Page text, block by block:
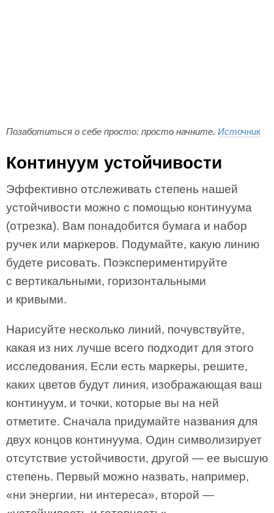
Позаботиться о себе просто: просто начните. Источник
Континуум устойчивости
Эффективно отслеживать степень нашей
устойчивости можно с помощью континуума
(отрезка). Вам понадобится бумага и набор
ручек или маркеров. Подумайте, какую линию
будете рисовать. Поэкспериментируйте
c вертикальными, горизонтальными
и кривыми.
Нарисуйте несколько линий, почувствуйте,
какая из них лучше всего подходит для этого
исследования. Если есть маркеры, решите,
каких цветов будут линия, изображающая ваш
континуум, и точки, которые вы на ней
отметите. Сначала придумайте названия для
двух концов континуума. Один символизирует
отсутствие устойчивости, другой — ее высшую
степень. Первый можно назвать, например,
«ни энергии, ни интереса», второй —